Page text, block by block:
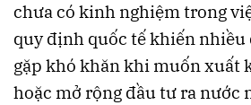
chưa có kinh nghiệm trong
quy định quốc tế khiến nhiều
gặp khó khăn khi muốn xuất
hoặc mở rộng đầu tư ra nước